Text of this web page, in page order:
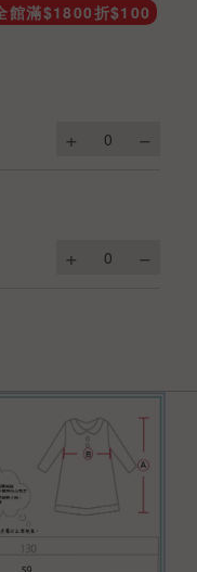
館滿$1800折$100